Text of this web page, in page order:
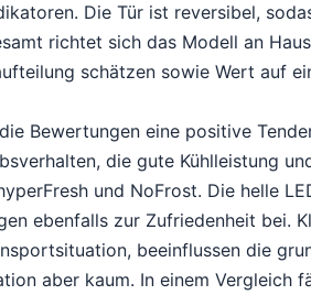
Die Tür ist reversibel,
richtet sich das Modell an
schätzen sowie Wert auf
Bewertungen eine positive
die gute Kühlleistung
und NoFrost. Die helle
ebenfalls zur Zufriedenheit bei.
beeinflussen die
aber kaum. In einem Vergleich